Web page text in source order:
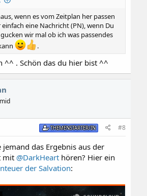
wenn es vom Zeitplan her passen
eine Nachricht (PN), wenn Du
wir mal ob ich was passendes
.
^^ . Schön das du hier bist ^^
THEMENSTARTER/IN #8
das Ergebnis aus der
mit @DarkHeart hören? Hier ein
der Salvation: